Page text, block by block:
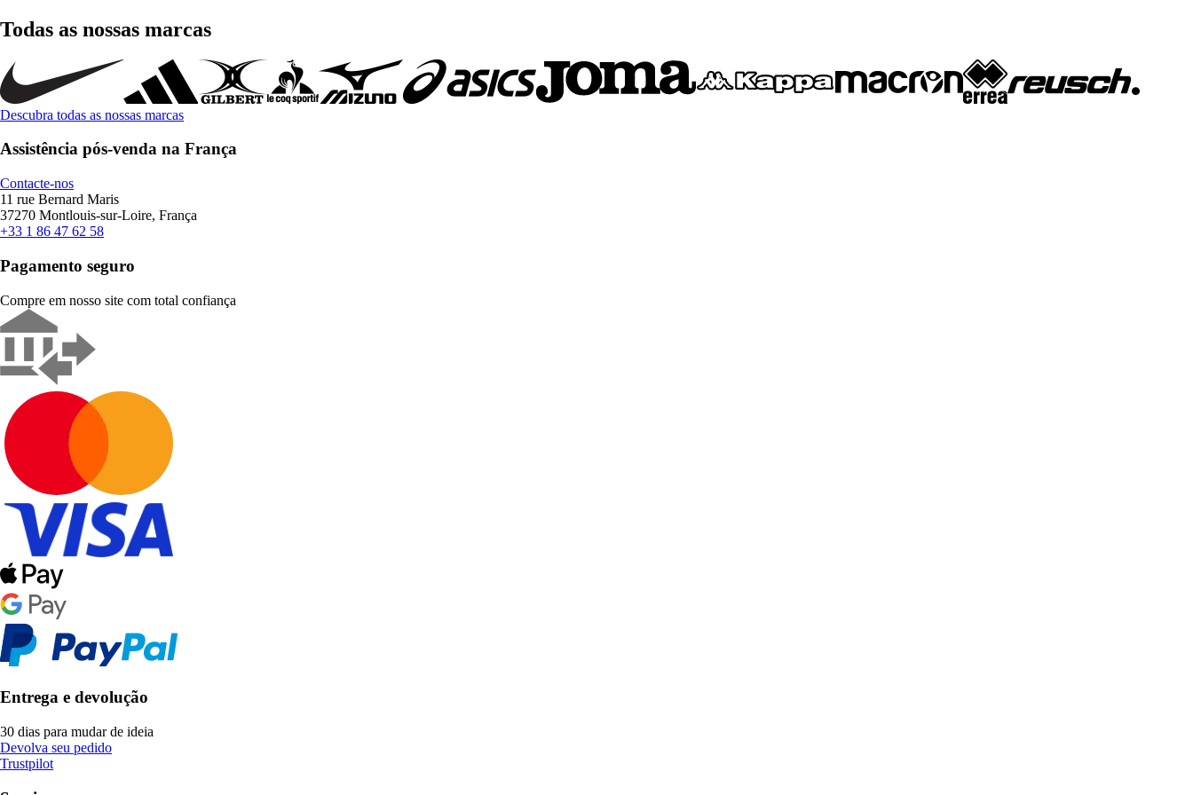
Todas as nossas marcas
Descubra todas as nossas marcas
Assistência pós-venda na França
Contacte-nos
11 rue Bernard Maris
37270 Montlouis-sur-Loire, França
+33 1 86 47 62 58
Pagamento seguro
Compre em nosso site com total confiança
Entrega e devolução
30 dias para mudar de ideia
Devolva seu pedido
Trustpilot